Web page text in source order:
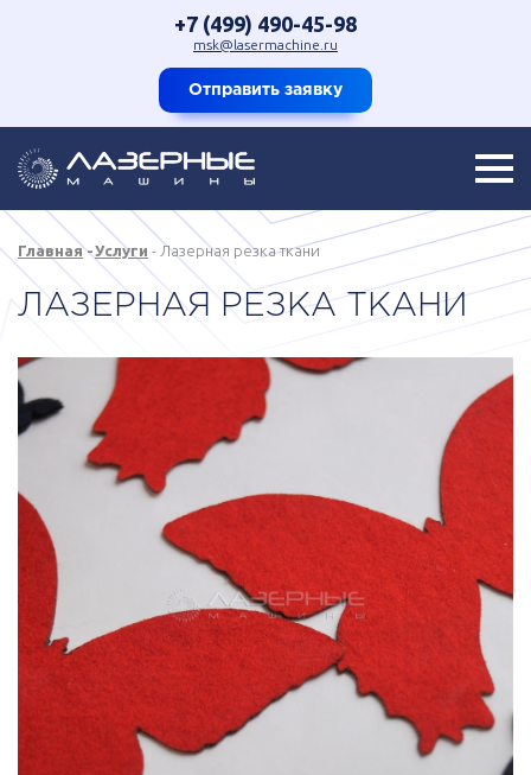
Отправить заявку
msk@lasermachine.ru
+7 (499) 490-45-98
Главная Услуги Лазерная резка ткани
ЛАЗЕРНАЯ РЕЗКА ТКАНИ